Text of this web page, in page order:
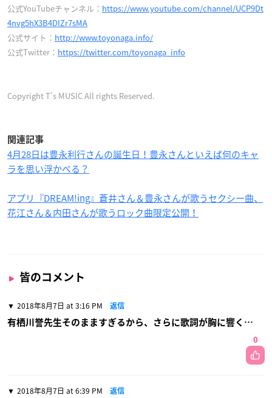
公式YouTubeチャンネル： https://www.youtube.com/channel/UCP9Dt
4nvg5hX3B4DlZr7sMA
公式サイト： http://www.toyonaga.info/
公式Twitter： https://twitter.com/toyonaga_info
Copyright T’s MUSIC All rights Reserved.
関連記事
4月28日は豊永利行さんの誕生日！豊永さんといえば何のキャ
ラを思い浮かべる？
アプリ『DREAM!ing』蒼井さん＆豊永さんが歌うセクシー曲、
花江さん＆内田さんが歌うロック曲限定公開！
皆のコメント
2018年8月7日 at 3:16 PM 返信
有栖川誉先生そのまますぎるから、さらに歌詞が胸に響く…
0
2018年8月7日 at 6:39 PM 返信